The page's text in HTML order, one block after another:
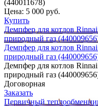
(440011678)
Цена: 5 000 руб.
Купить
Демпфер для котлов
природный газ
Демпфер для котлов
природный газ
Демпфер для котлов
природный газ
Договорная
Заказать
Первичный